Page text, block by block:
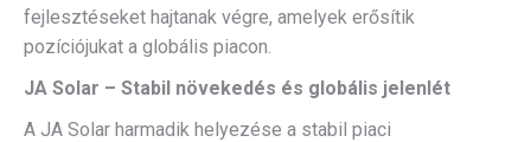
fejlesztéseket hajtanak végre, amelyek erősítik
pozíciójukat a globális piacon.
JA Solar – Stabil növekedés és globális jelenlét
A JA Solar harmadik helyezése a stabil piaci